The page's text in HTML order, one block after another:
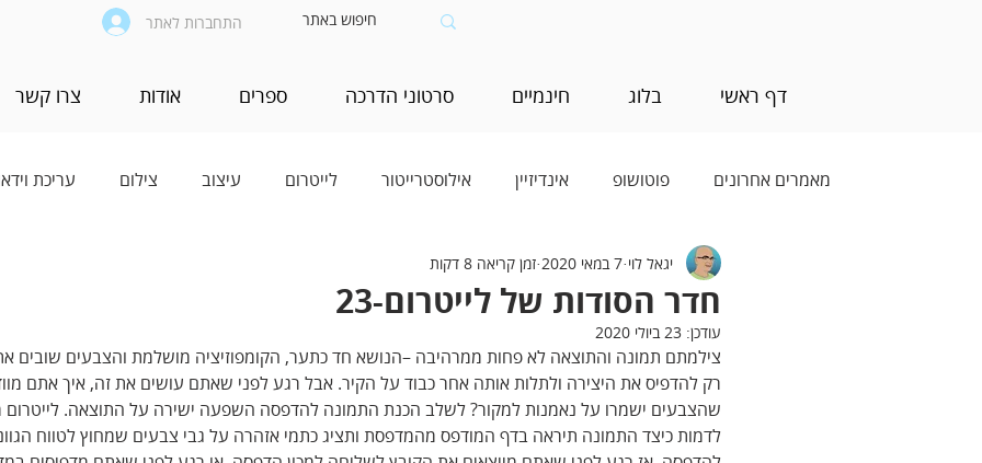
התחברות לאתר
דף ראשי בלוג חינמיים סרטוני הדרכה ספרים אודות צרו קשר
מאמרים אחרונים פוטושופ אינדיזיין אילוסטרייטור לייטרום עיצוב צילום עריכת
בינה מלאכותית (AI)
חדר הסודות של לייטרום-23
יגאל לוי 7 במאי 2020 זמן קריאה 8 דקות
עודכן: 23 ביולי 2020
צילמתם תמונה והתוצאה לא פחות ממרהיבה –הנושא חד כתער, הקומפוזיציה מושלמת והצבעים שובים
רק להדפיס את היצירה ולתלות אותה אחר כבוד על הקיר. אבל רגע לפני שאתם עושים את זה, איך אתם
שהצבעים ישמרו על נאמנות למקור? לשלב הכנת התמונה להדפסה השפעה ישירה על התוצאה.
לדמות כיצד התמונה תיראה בדף המודפס מהמדפסת ותציג כתמי אזהרה על גבי צבעים שמחוץ לטווח